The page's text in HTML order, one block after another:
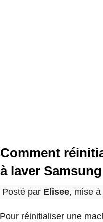
Comment
à laver
Posté par Elisee, mise
Pour réinitialiser une